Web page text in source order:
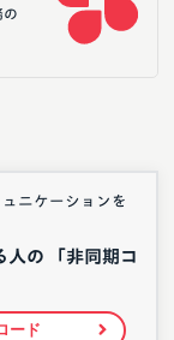
の
ニケーションを
人の 「非同期コ
ード